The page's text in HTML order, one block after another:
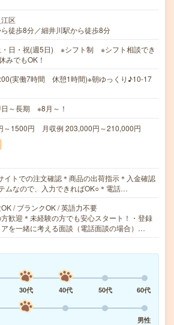
区
徒歩8分／細井川駅から徒歩8分
・日・祝(週5日) ※シフト制 ※シフト相談でき
みでもOK！
実働7時間 休憩1時間)※朝ゆっくり♪10-17
日～長期 ※8月～！
～1500円 月収例 203,000円～210,000円
イトでの注文確認＊商品の出荷指示＊入金確認
ムなので、入力できればOK○＊電話…
/ ブランクOK / 英語力不要
方歓迎＊未経験の方でも安心スタート！・登録
を一緒に考える面談（電話面談の場合）…
30代 40代 50代
60代
男性